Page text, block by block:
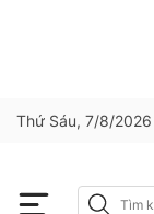
Thứ Sáu, 7/8/2026